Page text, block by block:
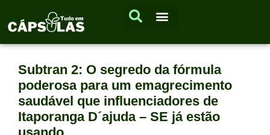
Subtran 2: O segredo da fórmula
poderosa para um emagrecimento
saudável que influenciadores de
Itaporanga D´ajuda – SE já estão